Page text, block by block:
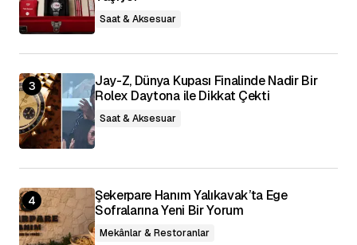
Saat & Aksesuar
Jay-Z, Dünya Kupası Finalinde Nadir Bir
Rolex Daytona ile Dikkat Çekti
Saat & Aksesuar
Şekerpare Hanım Yalıkavak’ta Ege
Sofralarına Yeni Bir Yorum
Mekânlar & Restoranlar